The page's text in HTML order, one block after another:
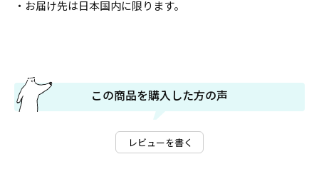
・お届け先は日本国内に限ります。
この商品を購入した方の声
レビューを書く